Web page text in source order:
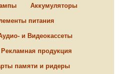
Аккумуляторы
питания
и Видеокассеты
Рекламная продукция
памяти и ридеры